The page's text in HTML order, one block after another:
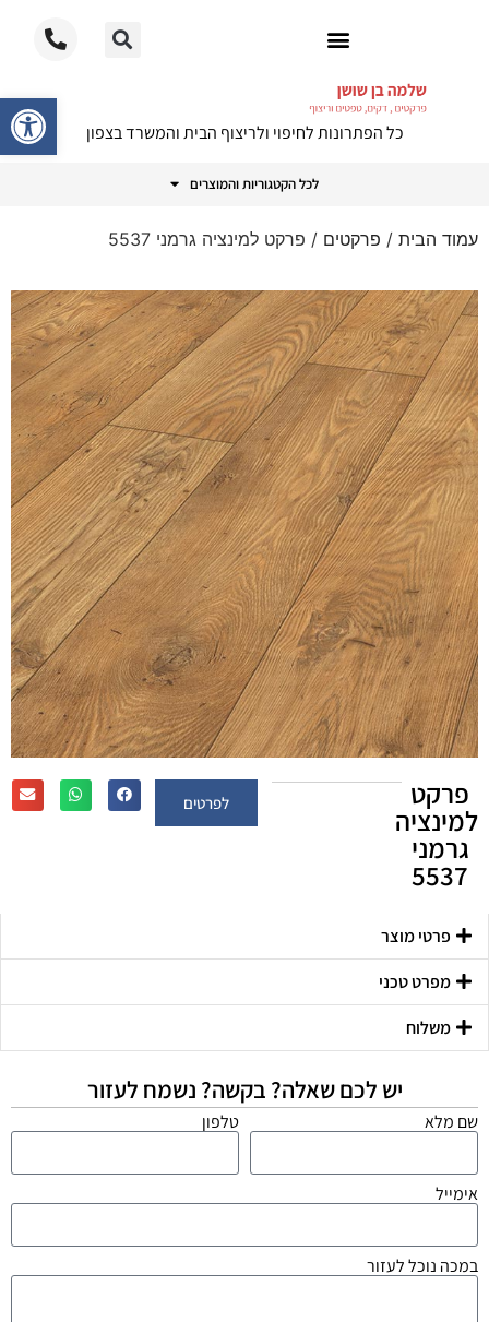
פתח
כל הפתרונות לחיפוי ולריצוף הבית והמשרד בצפון
לכל הקטגוריות והמוצרים
עמוד הבית / פרקטים / פרקט למינציה גרמני 5537
פרקט
למינציה
גרמני
5537
לפרטים
פרטי מוצר
מפרט טכני
משלוח
יש לכם שאלה? בקשה? נשמח לעזור
שם מלא טלפון
אימייל
במכה נוכל לעזור